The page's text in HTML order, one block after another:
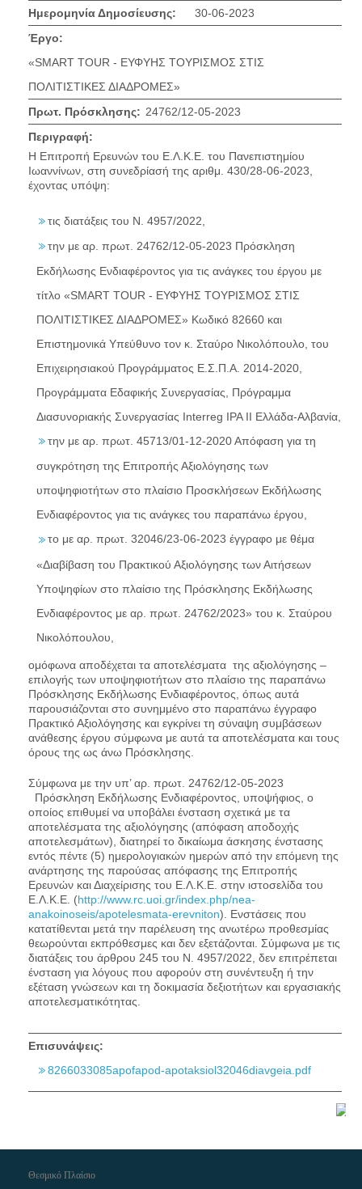
Ημερομηνία Δημοσίευσης:
30-06-2023
Έργο:
«SMART TOUR - ΕΥΦΥΗΣ ΤΟΥΡΙΣΜΟΣ ΣΤΙΣ
ΠΟΛΙΤΙΣΤΙΚΕΣ ΔΙΑΔΡΟΜΕΣ»
Πρωτ. Πρόσκλησης: 24762/12-05-2023
Περιγραφή:
Η Επιτροπή Ερευνών του Ε.Λ.Κ.Ε. του Πανεπιστημίου
Ιωαννίνων, στη συνεδρίασή της αριθμ. 430/28-06-2023,
έχοντας υπόψη:
τις διατάξεις του Ν. 4957/2022,
την με αρ. πρωτ. 24762/12-05-2023 Πρόσκληση
Εκδήλωσης Ενδιαφέροντος για τις ανάγκες του έργου με
τίτλο «SMART TOUR - ΕΥΦΥΗΣ ΤΟΥΡΙΣΜΟΣ ΣΤΙΣ
ΠΟΛΙΤΙΣΤΙΚΕΣ ΔΙΑΔΡΟΜΕΣ» Κωδικό 82660 και
Επιστημονικά Υπεύθυνο τον κ. Σταύρο Νικολόπουλο, του
Επιχειρησιακού Προγράμματος Ε.Σ.Π.Α. 2014-2020,
Προγράμματα Εδαφικής Συνεργασίας, Πρόγραμμα
Διασυνοριακής Συνεργασίας Interreg IPA II Ελλάδα-Αλβανία,
την με αρ. πρωτ. 45713/01-12-2020 Απόφαση για τη
συγκρότηση της Επιτροπής Αξιολόγησης των
υποψηφιοτήτων στο πλαίσιο Προσκλήσεων Εκδήλωσης
Ενδιαφέροντος για τις ανάγκες του παραπάνω έργου,
το με αρ. πρωτ. 32046/23-06-2023 έγγραφο με θέμα
«Διαβίβαση του Πρακτικού Αξιολόγησης των Αιτήσεων
Υποψηφίων στο πλαίσιο της Πρόσκλησης Εκδήλωσης
Ενδιαφέροντος με αρ. πρωτ. 24762/2023» του κ. Σταύρου
Νικολόπουλου,
ομόφωνα αποδέχεται τα αποτελέσματα της αξιολόγησης –
επιλογής των υποψηφιοτήτων στο πλαίσιο της παραπάνω
Πρόσκλησης Εκδήλωσης Ενδιαφέροντος, όπως αυτά
παρουσιάζονται στο συνημμένο στο παραπάνω έγγραφο
Πρακτικό Αξιολόγησης και εγκρίνει τη σύναψη συμβάσεων
ανάθεσης έργου σύμφωνα με αυτά τα αποτελέσματα και τους
όρους της ως άνω Πρόσκλησης.
Σύμφωνα με την υπ’ αρ. πρωτ. 24762/12-05-2023
Πρόσκληση Εκδήλωσης Ενδιαφέροντος, υποψήφιος, ο
οποίος επιθυμεί να υποβάλει ένσταση σχετικά με τα
αποτελέσματα της αξιολόγησης (απόφαση αποδοχής
αποτελεσμάτων), διατηρεί το δικαίωμα άσκησης ένστασης
εντός πέντε (5) ημερολογιακών ημερών από την επόμενη της
ανάρτησης της παρούσας απόφασης της Επιτροπής
Ερευνών και Διαχείρισης του Ε.Λ.Κ.Ε. στην ιστοσελίδα του
Ε.Λ.Κ.Ε. (http://www.rc.uoi.gr/index.php/nea-
anakoinoseis/apotelesmata-erevniton). Ενστάσεις που
κατατίθενται μετά την παρέλευση της ανωτέρω προθεσμίας
θεωρούνται εκπρόθεσμες και δεν εξετάζονται. Σύμφωνα με τις
διατάξεις του άρθρου 245 του Ν. 4957/2022, δεν επιτρέπεται
ένσταση για λόγους που αφορούν στη συνέντευξη ή την
εξέταση γνώσεων και τη δοκιμασία δεξιοτήτων και εργασιακής
αποτελεσματικότητας.
Επισυνάψεις:
8266033085apofapod-apotaksiol32046diavgeia.pdf
Θεσμικό Πλαίσιο